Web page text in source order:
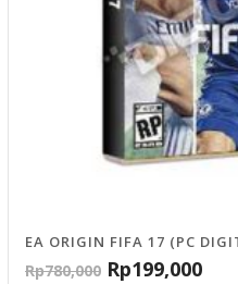
EA ORIGIN FIFA 17 (PC
Rp780,000 Rp199,000